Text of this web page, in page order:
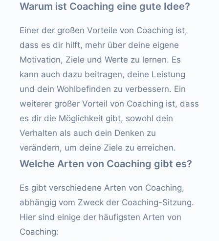
Warum ist Coaching eine gute Idee?
Einer der großen Vorteile von Coaching ist,
dass es dir hilft, mehr über deine eigene
Motivation, Ziele und Werte zu lernen. Es
kann auch dazu beitragen, deine Leistung
und dein Wohlbefinden zu verbessern. Ein
weiterer großer Vorteil von Coaching ist, dass
es dir die Möglichkeit gibt, sowohl dein
Verhalten als auch dein Denken zu
verändern, um deine Ziele zu erreichen.
Welche Arten von Coaching gibt es?
Es gibt verschiedene Arten von Coaching,
abhängig vom Zweck der Coaching-Sitzung.
Hier sind einige der häufigsten Arten von
Coaching: